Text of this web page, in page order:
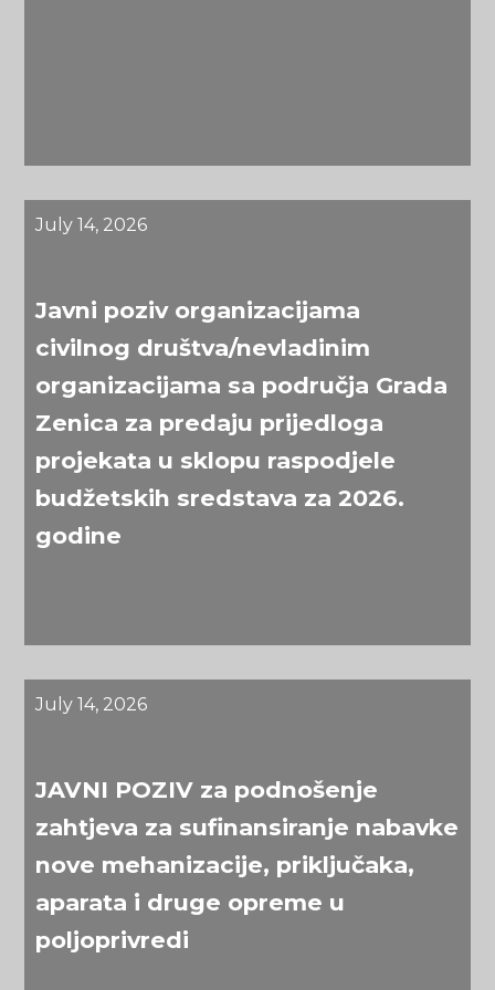
July 14, 2026
Javni poziv organizacijama
civilnog društva/nevladinim
organizacijama sa područja Grada
Zenica za predaju prijedloga
projekata u sklopu raspodjele
budžetskih sredstava za 2026.
godine
July 14, 2026
JAVNI POZIV za podnošenje
zahtjeva za sufinansiranje nabavke
nove mehanizacije, priključaka,
aparata i druge opreme u
poljoprivredi